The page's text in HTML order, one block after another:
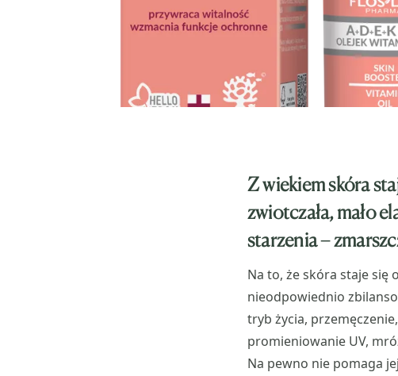
Z wiekiem skóra
zwiotczała, mało
starzenia –
Na to, że skóra staje się
nieodpowiednio
tryb życia,
promieniowanie UV,
Na pewno nie pomaga